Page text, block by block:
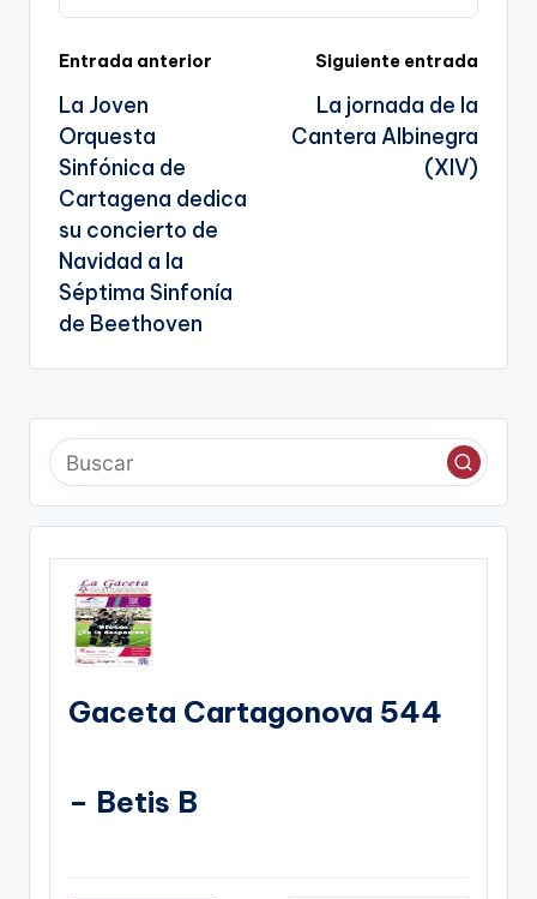
a
te
Navegación
de
entradas
Entrada anterior
La Joven
Orquesta
Sinfónica de
Cartagena dedica
su concierto de
Navidad a la
Séptima Sinfonía
de Beethoven
Siguiente entrada
La jornada de la
Cantera Albinegra
(XIV)
Gaceta Cartagonova 544
– Betis B